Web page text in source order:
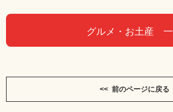
グルメ・お土産
<< 前のページに戻る